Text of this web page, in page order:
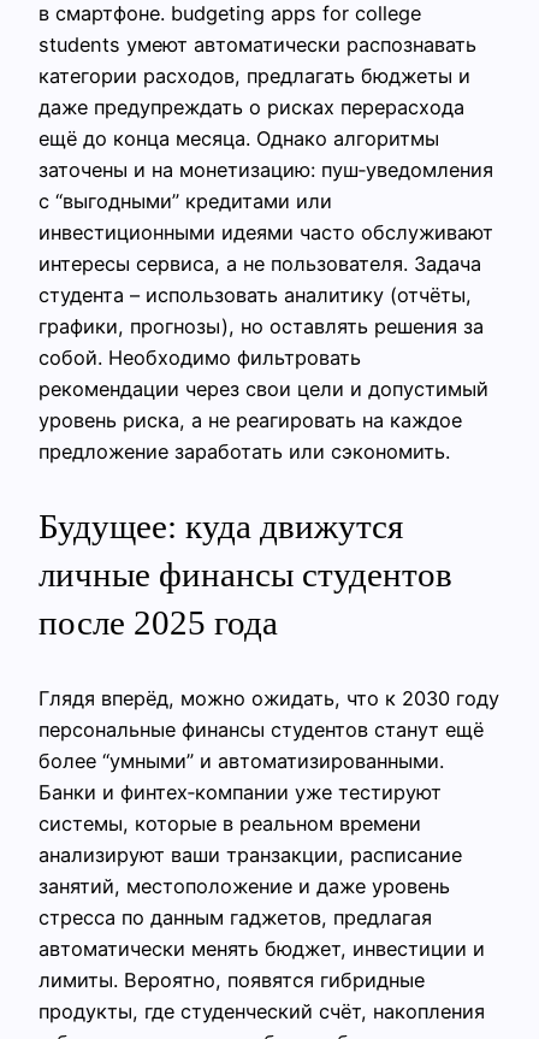
в смартфоне. budgeting apps for college
students умеют автоматически распознавать
категории расходов, предлагать бюджеты и
даже предупреждать о рисках перерасхода
ещё до конца месяца. Однако алгоритмы
заточены и на монетизацию: пуш‑уведомления
с “выгодными” кредитами или
инвестиционными идеями часто обслуживают
интересы сервиса, а не пользователя. Задача
студента – использовать аналитику (отчёты,
графики, прогнозы), но оставлять решения за
собой. Необходимо фильтровать
рекомендации через свои цели и допустимый
уровень риска, а не реагировать на каждое
предложение заработать или сэкономить.
Будущее: куда движутся
личные финансы студентов
после 2025 года
Глядя вперёд, можно ожидать, что к 2030 году
персональные финансы студентов станут ещё
более “умными” и автоматизированными.
Банки и финтех‑компании уже тестируют
системы, которые в реальном времени
анализируют ваши транзакции, расписание
занятий, местоположение и даже уровень
стресса по данным гаджетов, предлагая
автоматически менять бюджет, инвестиции и
лимиты. Вероятно, появятся гибридные
продукты, где студенческий счёт, накопления